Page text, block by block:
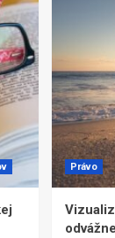
Právo